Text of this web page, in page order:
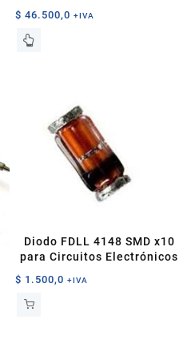
$ 46.500,0 +IVA
Diodo FDLL 4148 SMD x10
para Circuitos Electrónicos
$ 1.500,0 +IVA